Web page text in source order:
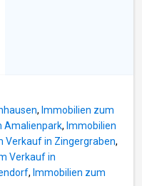
, Immobilien zum
Amalienpark, Immobilien
Verkauf in Zingergraben,
Verkauf in
, Immobilien zum